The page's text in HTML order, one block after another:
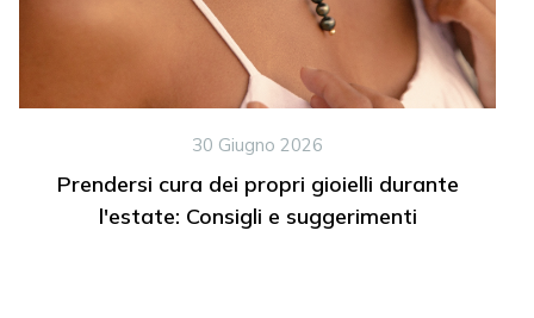
30 Giugno 2026
Prendersi cura dei propri gioielli durante
l'estate: Consigli e suggerimenti